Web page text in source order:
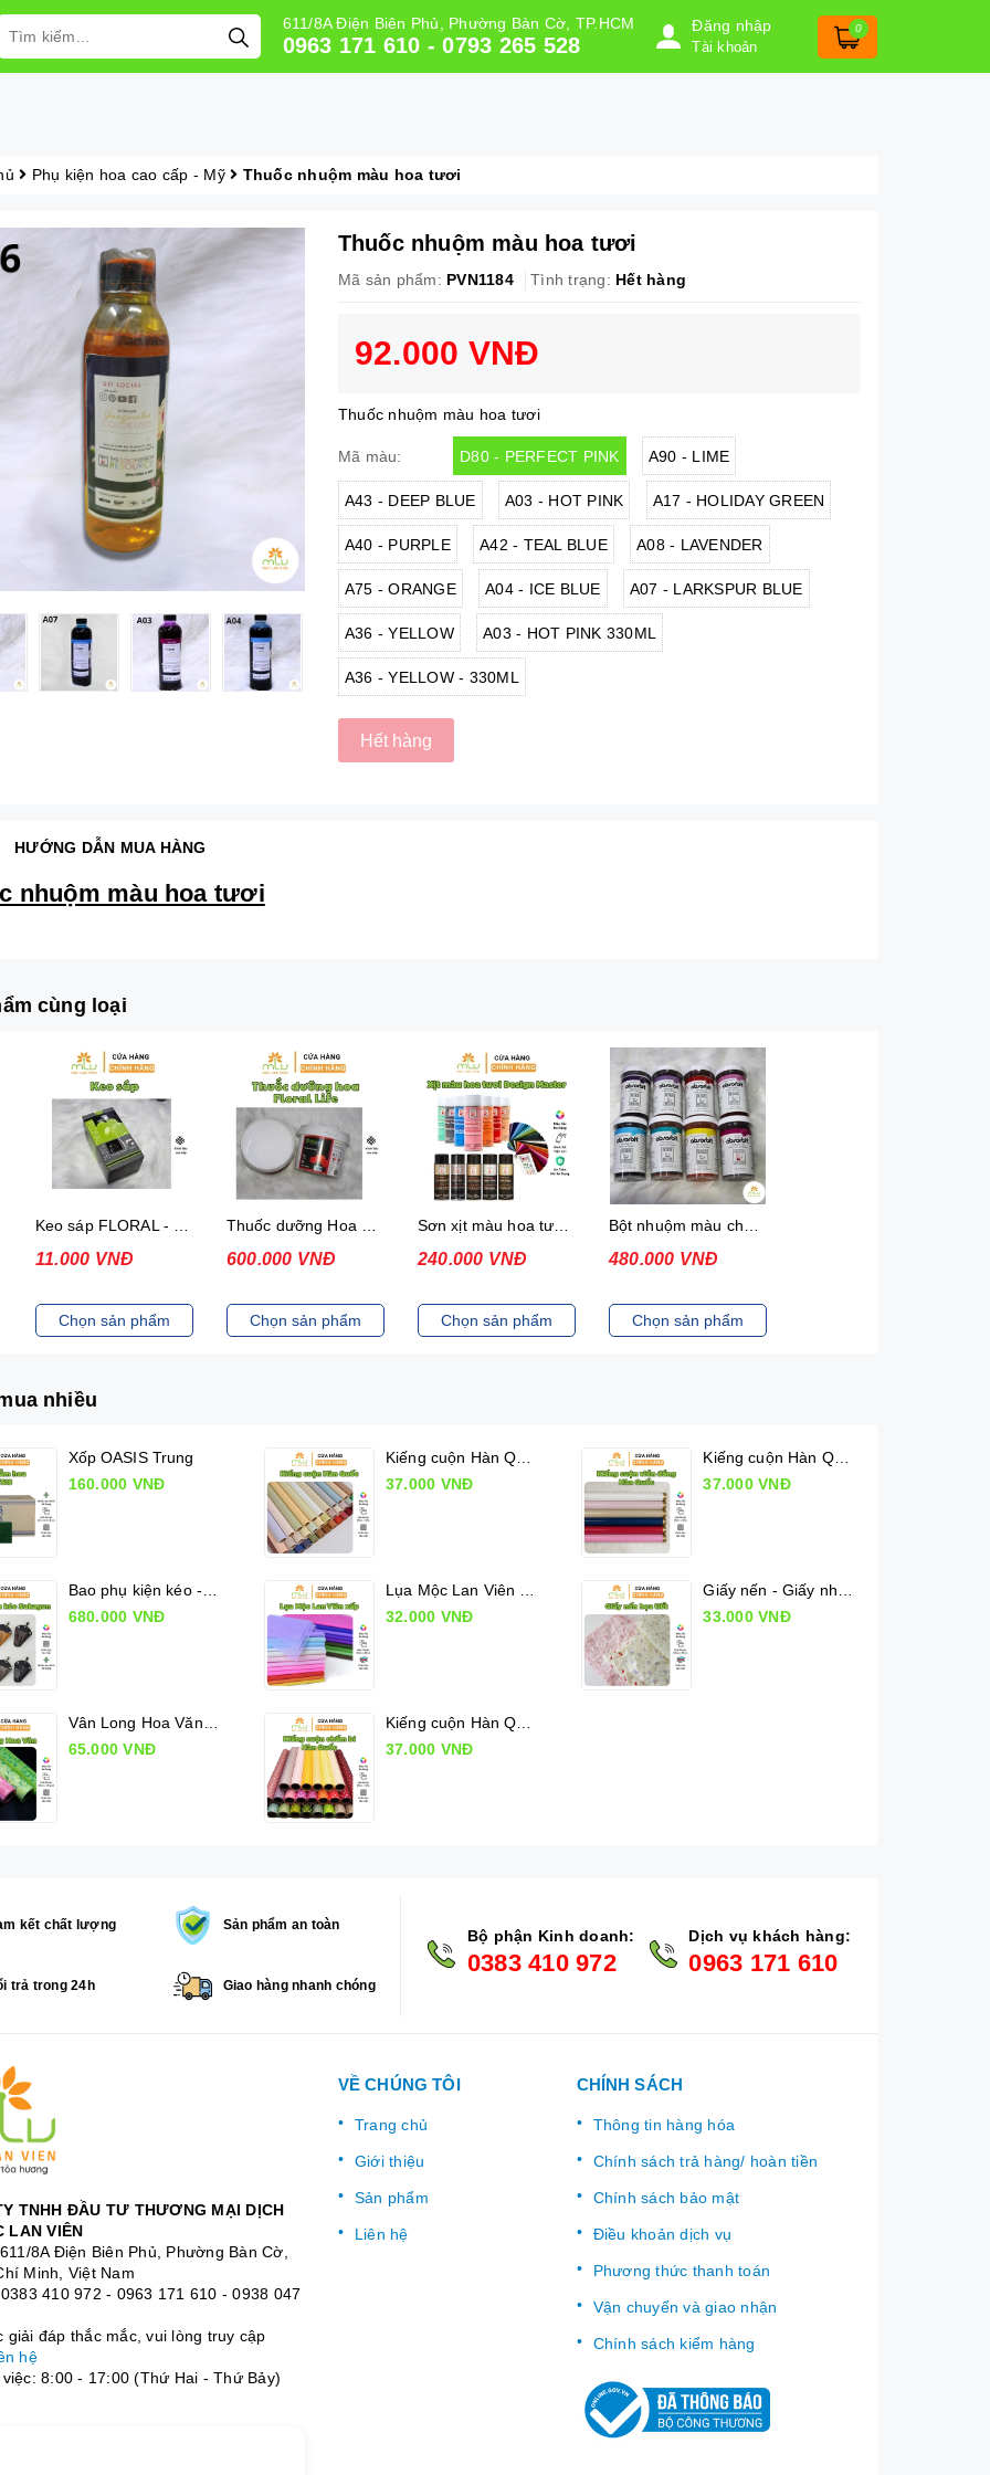
611/8A Điện Biên Phủ, Phường Bàn Cờ, TP.HCM
0963 171 610 - 0793 265 528
Đăng nhập
Tài khoản
0
Phụ kiện hoa cao cấp - Mỹ Thuốc nhuộm màu hoa tươi
Thuốc nhuộm màu hoa tươi
Mã sản phẩm: PVN1184 Tình trạng: Hết hàng
92.000 VNĐ
Thuốc nhuộm màu hoa tươi
Mã màu: D80 - PERFECT PINK A90 - LIME
A43 - DEEP BLUE A03 - HOT PINK A17 - HOLIDAY GREEN
A40 - PURPLE A42 - TEAL BLUE A08 - LAVENDER
A75 - ORANGE A04 - ICE BLUE A07 - LARKSPUR BLUE
A36 - YELLOW A03 - HOT PINK 330ML
A36 - YELLOW - 330ML
Hết hàng
HƯỚNG DẪN MUA HÀNG
nhuộm màu hoa tươi
cùng loại
11.000 VNĐ
Chọn sản phẩm
600.000 VNĐ
Chọn sản phẩm
240.000 VNĐ
Chọn sản phẩm
480.000 VNĐ
Chọn sản phẩm
nhiều
Xốp OASIS Trung
160.000 VNĐ
37.000 VNĐ
Kiếng cuộn Hàn Quốc viền đồng (50cm x 10m)
37.000 VNĐ
680.000 VNĐ
32.000 VNĐ
33.000 VNĐ
65.000 VNĐ
37.000 VNĐ
kết chất lượng Sản phẩm an toàn
trả trong 24h Giao hàng nhanh chóng
Bộ phận Kinh doanh:
0383 410 972
Dịch vụ khách hàng:
0963 171 610
TNHH ĐẦU TƯ THƯƠNG MẠI DỊCH
LAN VIÊN
8A Điện Biên Phủ, Phường Bàn Cờ,
Minh, Việt Nam
0383 410 972 - 0963 171 610 -0938 047
giải đáp thắc mắc, vui lòng truy cập
hệ
8:00 - 17:00 (Thứ Hai - Thứ Bảy)
VỀ CHÚNG TÔI
Trang chủ
Giới thiệu
Sản phẩm
Liên hệ
CHÍNH SÁCH
Thông tin hàng hóa
Chính sách trả hàng/ hoàn tiền
Chính sách bảo mật
Điều khoản dịch vụ
Phương thức thanh toán
Vận chuyển và giao nhận
Chính sách kiểm hàng